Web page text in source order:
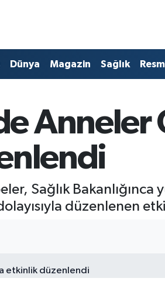
Dünya Magazin Sağlık
Anneler
Sağlık
düzenlenen